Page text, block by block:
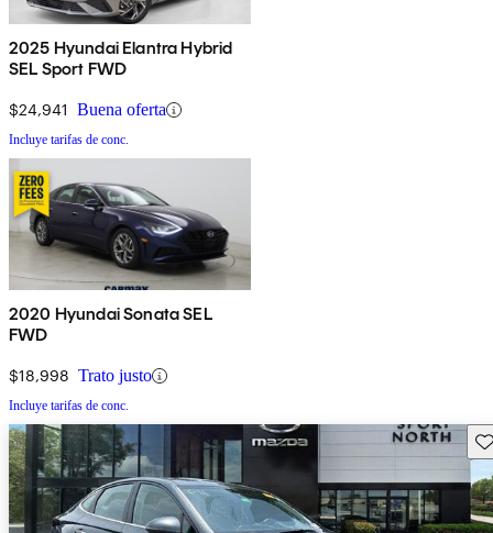
2025 Hyundai Elantra Hybrid
SEL Sport FWD
$24,941 Buena oferta
Incluye tarifas de conc.
2020 Hyundai Sonata SEL
FWD
$18,998 Trato justo
Incluye tarifas de conc.